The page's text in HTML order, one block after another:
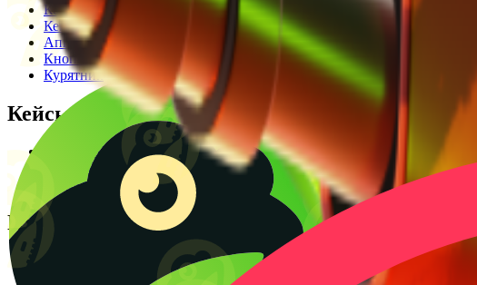
Кейсы
Кейс батл
Апгрейд
Кнопка
Курятник
Кейсы
Кейсы КС2
Кейсы Раст
Создать КС батл
Полезное